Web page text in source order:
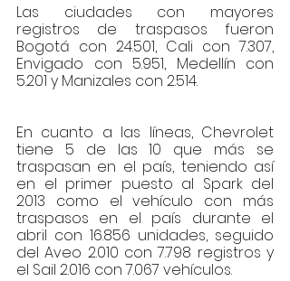
Las ciudades con mayores
registros de traspasos fueron
Bogotá con 24.501, Cali con 7.307,
Envigado con 5.951, Medellín con
5.201 y Manizales con 2.514.
En cuanto a las líneas, Chevrolet
tiene 5 de las 10 que más se
traspasan en el país, teniendo así
en el primer puesto al Spark del
2013 como el vehículo con más
traspasos en el país durante el
abril con 16.856 unidades, seguido
del Aveo 2.010 con 7.798 registros y
el Sail 2.016 con 7.067 vehículos.